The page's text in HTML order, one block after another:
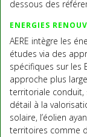
dessous des
ENERGIES
AERE intègre les
études via des
spécifiques sur les
approche plus
territoriale conduit,
détail à la
solaire, l’éolien
territoires comme